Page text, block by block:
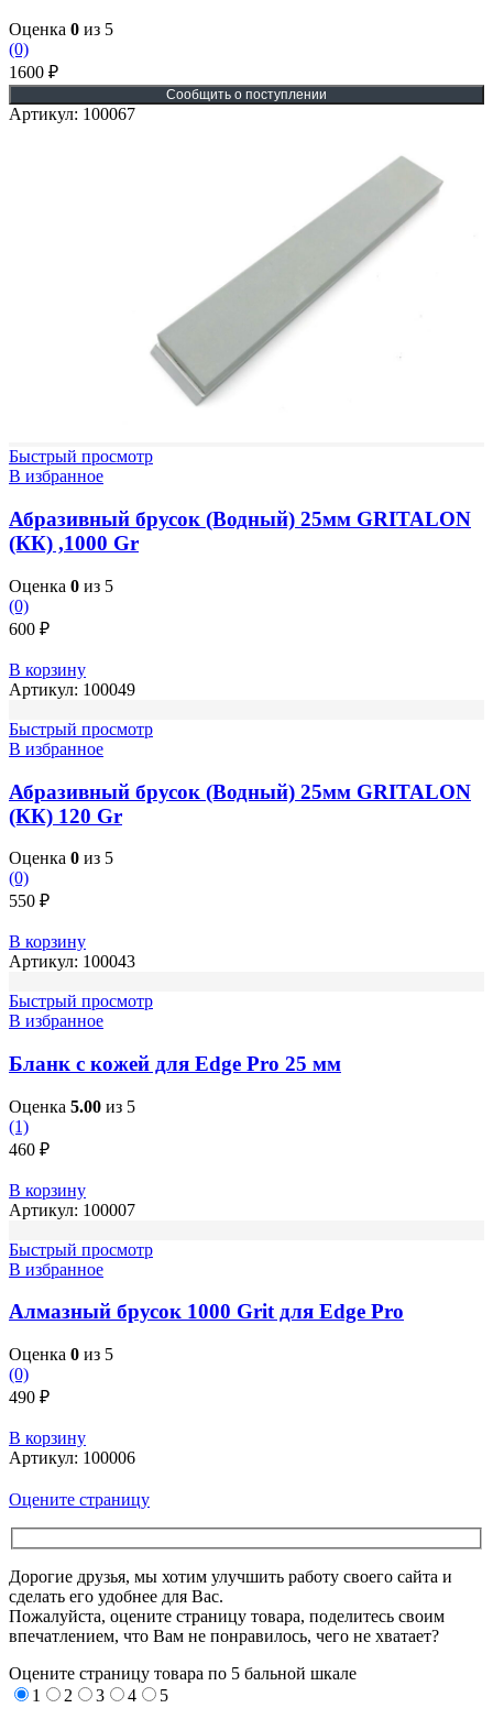
Оценка 0 из 5
(0)
1600 ₽
Артикул: 100067
Быстрый просмотр
В избранное
Абразивный брусок (Водный) 25мм GRITALON
(КК) ,1000 Gr
Оценка 0 из 5
(0)
600 ₽
В корзину
Артикул: 100049
Быстрый просмотр
В избранное
Абразивный брусок (Водный) 25мм GRITALON
(КК) 120 Gr
Оценка 0 из 5
(0)
550 ₽
В корзину
Артикул: 100043
Быстрый просмотр
В избранное
Бланк с кожей для Edge Pro 25 мм
Оценка 5.00 из 5
(1)
460 ₽
В корзину
Артикул: 100007
Быстрый просмотр
В избранное
Алмазный брусок 1000 Grit для Edge Pro
Оценка 0 из 5
(0)
490 ₽
В корзину
Артикул: 100006
Оцените страницу
Дорогие друзья, мы хотим улучшить работу своего сайта и
сделать его удобнее для Вас.
Пожалуйста, оцените страницу товара, поделитесь своим
впечатлением, что Вам не понравилось, чего не хватает?
Оцените страницу товара по 5 бальной шкале
1
2 3 4 5